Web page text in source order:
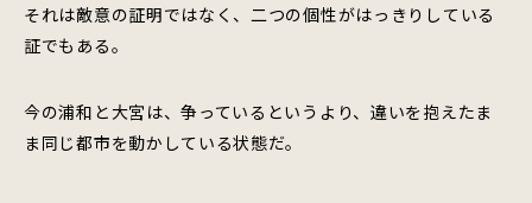
それは敵意の証明ではなく、二つの個性がはっきりしている
証でもある。
今の浦和と大宮は、争っているというより、違いを抱えたま
ま同じ都市を動かしている状態だ。